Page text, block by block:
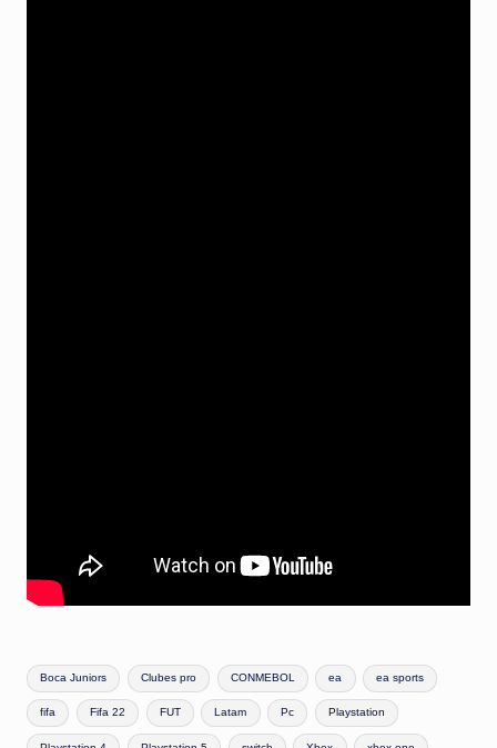
Etiquetas:
Boca Juniors Clubes pro CONMEBOL ea ea sports
fifa Fifa 22 FUT Latam Pc Playstation